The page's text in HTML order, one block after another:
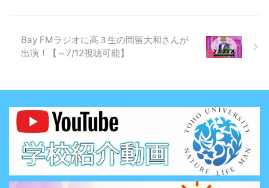
Bay FMラジオに高３生の岡留大和さんが
出演！【～7/12視聴可能】